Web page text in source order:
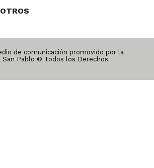
de comunicación promovido por la
San Pablo © Todos los Derechos